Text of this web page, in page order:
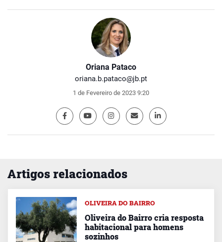
Oriana Pataco
oriana.b.pataco@jb.pt
1 de Fevereiro de 2023 9:20
Artigos relacionados
OLIVEIRA DO BAIRRO
Oliveira do Bairro cria resposta
habitacional para homens
sozinhos